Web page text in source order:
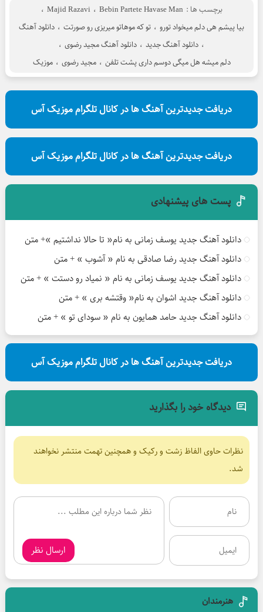
برچسب ها : Bebin Partete Havase Man ، Majid Razavi ،
بیا پیشم هی دلم میخواد تورو ، تو که موهاتو میریزی رو صورتت ، دانلود آهنگ
، دانلود آهنگ جدید ، دانلود آهنگ مجید رضوی ،
دلم میشه هل میگی دوسم داری پشت تلفن ، مجید رضوی ، موزیک
دریافت جدیدترین آهنگ ها در کانال تلگرام موزیک آس
دریافت جدیدترین آهنگ ها در کانال تلگرام موزیک آس
پست های پیشنهادی
دانلود آهنگ جدید یوسف زمانی به نام« تا حالا نداشتیم »+ متن
دانلود آهنگ جدید رضا صادقی به نام « آشوب » + متن
دانلود آهنگ جدید یوسف زمانی به نام « نمیاد رو دستت » + متن
دانلود آهنگ جدید اشوان به نام« وقتشه بری » + متن
دانلود آهنگ جدید حامد همایون به نام « سودای تو » + متن
دریافت جدیدترین آهنگ ها در کانال تلگرام موزیک آس
دیدگاه خود را بگذارید
نظرات حاوی الفاظ زشت و رکیک و همچنین تهمت منتشر نخواهند
شد.
ارسال نظر
هنرمندان